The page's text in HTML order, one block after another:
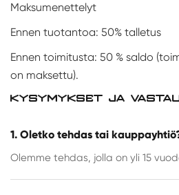
Maksumenettelyt
Ennen tuotantoa: 50% talletus
Ennen toimitusta: 50 % saldo
on maksettu).
KYSYMYKSET JA
1. Oletko tehdas tai
Olemme tehdas, jolla on yli 15